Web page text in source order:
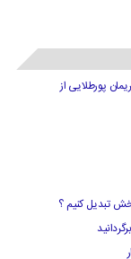
پورطلایی از
تبدیل کنیم ؟